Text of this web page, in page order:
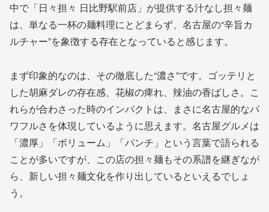
中で「日々担々 日比野駅前店」が提供する汁なし担々麺
は、単なる一杯の麺料理にとどまらず、名古屋の“辛旨カ
ルチャー”を象徴する存在となっていると感じます。
まず印象的なのは、その徹底した“濃さ”です。ゴッテリと
した胡麻ダレの存在感、花椒の痺れ、辣油の香ばしさ。こ
れらが合わさった時のインパクトは、まさに名古屋的なパ
ワフルさを体現しているように思えます。名古屋グルメは
「濃厚」「ボリューム」「パンチ」という言葉で語られる
ことが多いですが、この店の担々麺もその系譜を継ぎなが
ら、新しい担々麺文化を作り出しているといえるでしょ
う。